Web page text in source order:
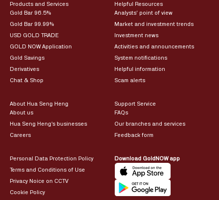
Products and Services
Gold Bar 96.5%
Gold Bar 99.99%
USD GOLD TRADE
GOLD NOW Application
Gold Savings
Derivatives
Chat & Shop
Helpful Resources
Analysts’ point of view
Market and investment trends
Investment news
Activities and announcements
System notifications
Helpful information
Scam alerts
About Hua Seng Heng
About us
Hua Seng Heng’s businesses
Careers
Support Service
FAQs
Our branches and services
Feedback form
Personal Data Protection Policy
Terms and Conditions of Use
Privacy Noice on CCTV
Cookie Policy
Download GoldNOW app